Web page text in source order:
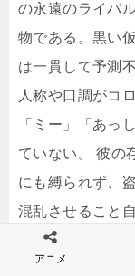
の永遠のライバ
物である。黒い
は一貫して予測
人称や口調がコ
「ミー」「あっ
ていない。 彼の
にも縛られず、
混乱させること
そこには純粋な
ス精神が見え隠
アニメ